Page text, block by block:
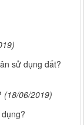
sử dụng đất?
(18/06/2019)